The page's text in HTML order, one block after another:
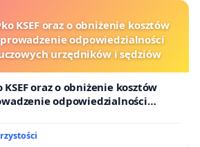
KSEF oraz o obniżenie kosztów
odpowiedzialności
urzędników i sędziów
oraz o obniżenie kosztów
odpowiedzialności
urzędników i sędziów